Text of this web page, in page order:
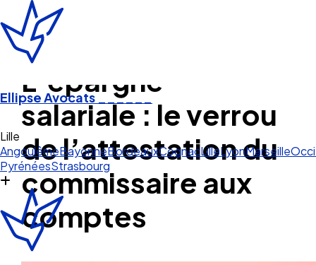
Ellipse Avocats______
Lille
AngoulêmeBayonneBordeauxCognacLilleLyonMarseille
PyrénéesStrasbourg
L’épargne
salariale : le verrou
de l’attestation du
commissaire aux
comptes